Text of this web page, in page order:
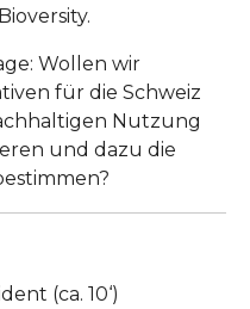
Wollen wir
für die Schweiz
Nutzung
und dazu die
(ca. 10‘)